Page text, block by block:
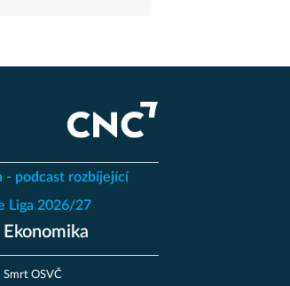
- podcast rozbíjející
Liga 2026/27
Ekonomika
Smrt OSVČ